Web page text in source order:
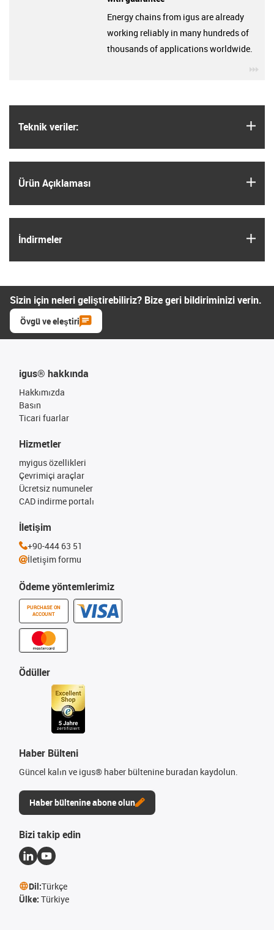
Teknik veriler:
Ürün Açıklaması
İndirmeler
Energy chains from igus are already
working reliably in many hundreds of
thousands of applications worldwide.
Sizin için neleri geliştirebiliriz? Bize geri bildiriminizi verin.
Övgü ve eleştiri
igus® hakkında
Hakkımızda
Basın
Ticari fuarlar
Ödeme yöntemlerimiz
PURCHASE ON
ACCOUNT
Hizmetler
myigus özellikleri
Çevrimiçi araçlar
Ücretsiz numuneler
CAD indirme portalı
Ödüller
Haber Bülteni
Güncel kalın ve igus® haber bültenine buradan kaydolun.
Haber bültenine abone olun
İletişim
+90-444 63 51
İletişim formu
Bizi takip edin
Dil:Türkçe
Ülke: Türkiye